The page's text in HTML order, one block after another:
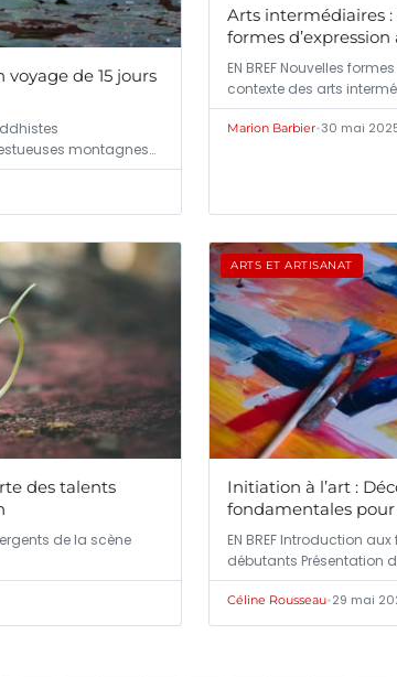
de 15 jours
montagnes
Arts intermédiaires
formes
EN BREF Nouvelles
contexte des arts
Marion Barbier•30 mai
des talents
de la scène
ARTS ET ARTISANAT
Initiation à l’art :
fondamentales
EN BREF Introduction
débutants Présentation
Céline Rousseau•29 mai